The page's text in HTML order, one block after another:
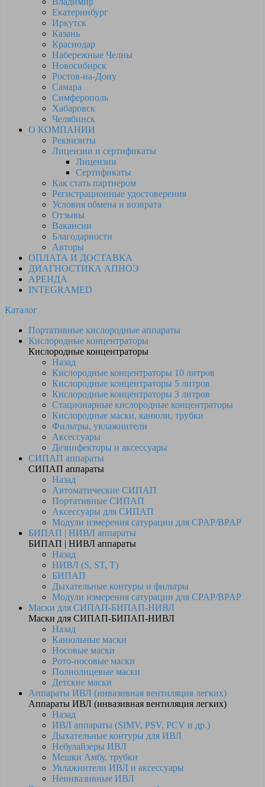
Екатеринбург
Иркутск
Казань
Краснодар
Набережные Челны
Новосибирск
Ростов-на-Дону
Самара
Симферополь
Хабаровск
Челябинск
О КОМПАНИИ
Реквизиты
Лицензии и сертификаты
Лицензии
Сертификаты
Как стать партнером
Регистрационные удостоверения
Условия обмена и возврата
Отзывы
Вакансии
Благодарности
Авторы
ОПЛАТА И ДОСТАВКА
ДИАГНОСТИКА АПНОЭ
АРЕНДА
INTEGRAMED
Каталог
Портативные кислородные аппараты
Кислородные концентраторы
Кислородные концентраторы
Назад
Кислородные концентраторы 10 литров
Кислородные концентраторы 5 литров
Кислородные концентраторы 3 литров
Стационарные кислородные концентраторы
Кислородные маски, канюли, трубки
Фильтры, увлажнители
Аксессуары
Дезинфекторы и аксессуары
СИПАП аппараты
СИПАП аппараты
Назад
Автоматические СИПАП
Портативные СИПАП
Аксессуары для СИПАП
Модули измерения сатурации для CPAP/BPAP
БИПАП | НИВЛ аппараты
БИПАП | НИВЛ аппараты
Назад
НИВЛ (S, ST, T)
БИПАП
Дыхательные контуры и фильтры
Модули измерения сатурации для CPAP/BPAP
Маски для СИПАП-БИПАП-НИВЛ
Маски для СИПАП-БИПАП-НИВЛ
Назад
Канюльные маски
Носовые маски
Рото-носовые маски
Полнолицевые маски
Детские маски
Аппараты ИВЛ (инвазивная вентиляция легких)
Аппараты ИВЛ (инвазивная вентиляция легких)
Назад
ИВЛ аппараты (SIMV, PSV, PCV и др.)
Дыхательные контуры для ИВЛ
Небулайзеры ИВЛ
Мешки Амбу, трубки
Увлажнители ИВЛ и аксессуары
Неинвазивные ИВЛ